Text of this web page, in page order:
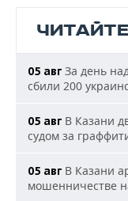
05 авг За день
сбили 200
05 авг В Казани
судом за
05 авг В Казани
мошенничестве